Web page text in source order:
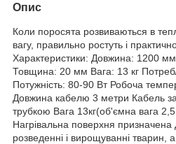
Опис
Коли поросята розвиваються в
вагу, правильно ростуть і
Характеристики: Довжина: 1200
Товщина: 20 мм Вага: 13 кг
Потужність: 80-90 Вт Робоча
Довжина кабелю 3 метри Кабель
трубкою Вага 13кг(об'ємна вага
Нагрівальна поверхня
розведенні і вирощуванні тварин,